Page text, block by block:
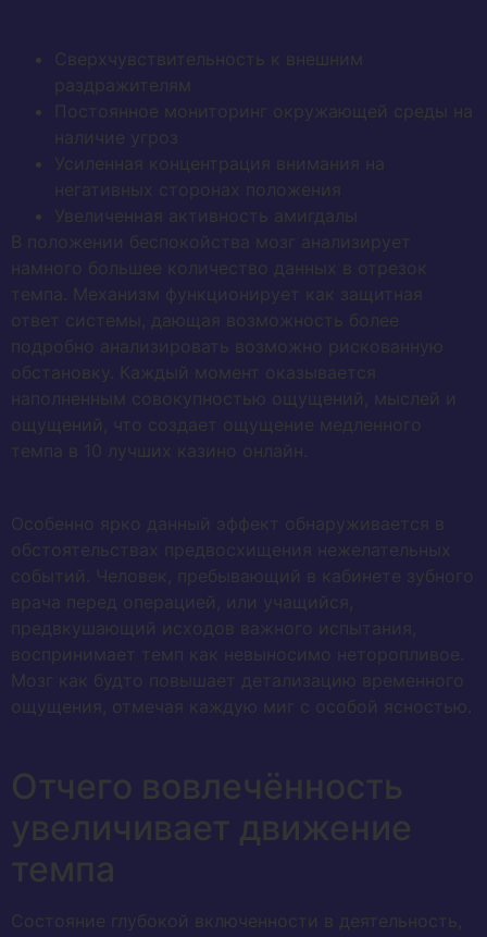
Сверхчувствительность к внешним
раздражителям
Постоянное мониторинг окружающей среды на
наличие угроз
Усиленная концентрация внимания на
негативных сторонах положения
Увеличенная активность амигдалы
В положении беспокойства мозг анализирует
намного большее количество данных в отрезок
темпа. Механизм функционирует как защитная
ответ системы, дающая возможность более
подробно анализировать возможно рискованную
обстановку. Каждый момент оказывается
наполненным совокупностью ощущений, мыслей и
ощущений, что создает ощущение медленного
темпа в 10 лучших казино онлайн.
Особенно ярко данный эффект обнаруживается в
обстоятельствах предвосхищения нежелательных
событий. Человек, пребывающий в кабинете зубного
врача перед операцией, или учащийся,
предвкушающий исходов важного испытания,
воспринимает темп как невыносимо неторопливое.
Мозг как будто повышает детализацию временного
ощущения, отмечая каждую миг с особой ясностью.
Отчего вовлечённость
увеличивает движение
темпа
Состояние глубокой включенности в деятельность,